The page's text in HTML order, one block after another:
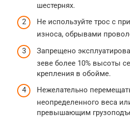
шестернях.
Не используйте трос с
износа, обрывами
Запрещено
зеве более 10% высоты
крепления в обойме.
Нежелательно
неопределенного веса
превышающим